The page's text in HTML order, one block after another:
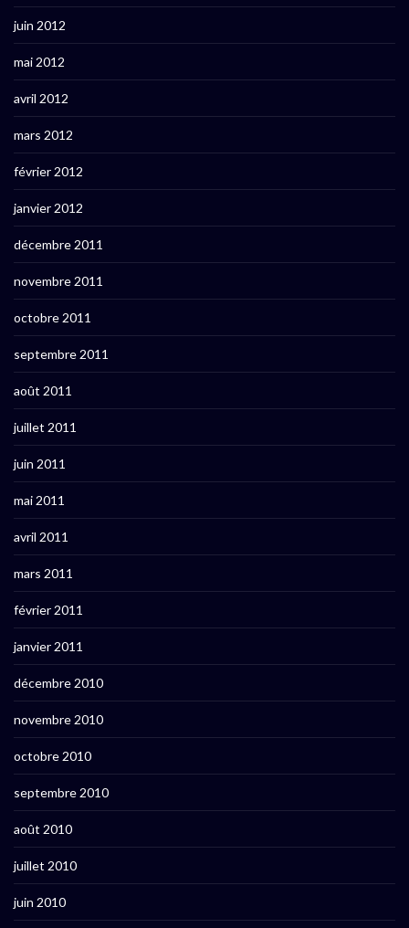
juin 2012
mai 2012
avril 2012
mars 2012
février 2012
janvier 2012
décembre 2011
novembre 2011
octobre 2011
septembre 2011
août 2011
juillet 2011
juin 2011
mai 2011
avril 2011
mars 2011
février 2011
janvier 2011
décembre 2010
novembre 2010
octobre 2010
septembre 2010
août 2010
juillet 2010
juin 2010